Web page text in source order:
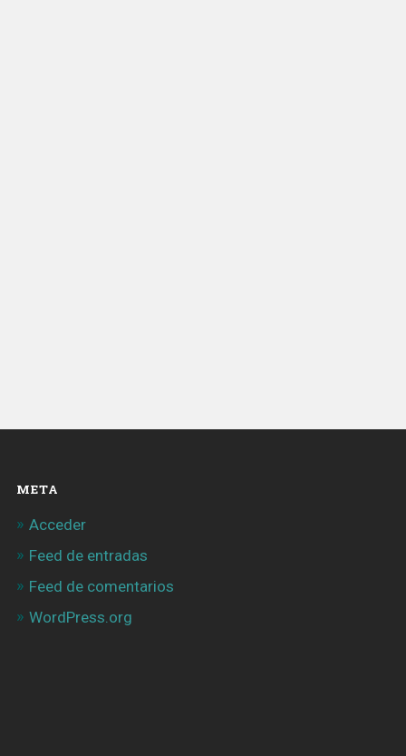
META
Acceder
Feed de entradas
Feed de comentarios
WordPress.org